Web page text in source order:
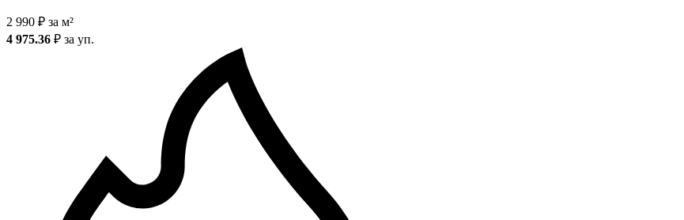
2 990 ₽ за м²
4 975.36 ₽ за уп.